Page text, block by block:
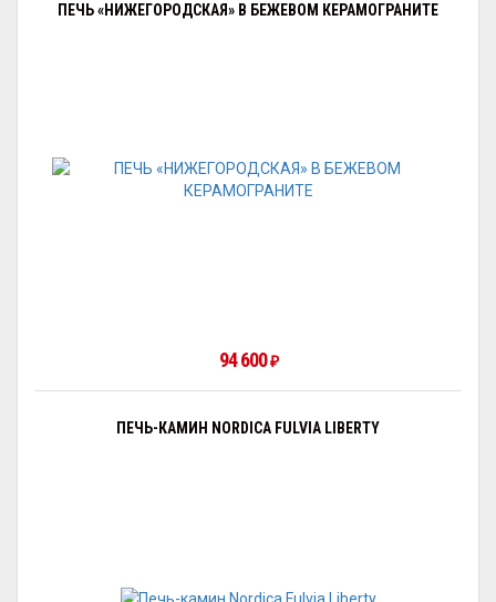
ПЕЧЬ «НИЖЕГОРОДСКАЯ» В БЕЖЕВОМ КЕРАМОГРАНИТЕ
94 600₽
ПЕЧЬ-КАМИН NORDICA FULVIA LIBERTY